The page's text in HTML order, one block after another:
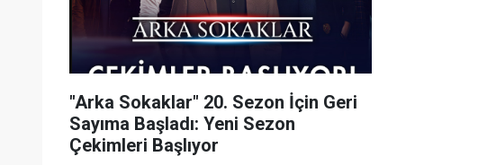
"Arka Sokaklar" 20. Sezon İçin Geri
Sayıma Başladı: Yeni Sezon
Çekimleri Başlıyor